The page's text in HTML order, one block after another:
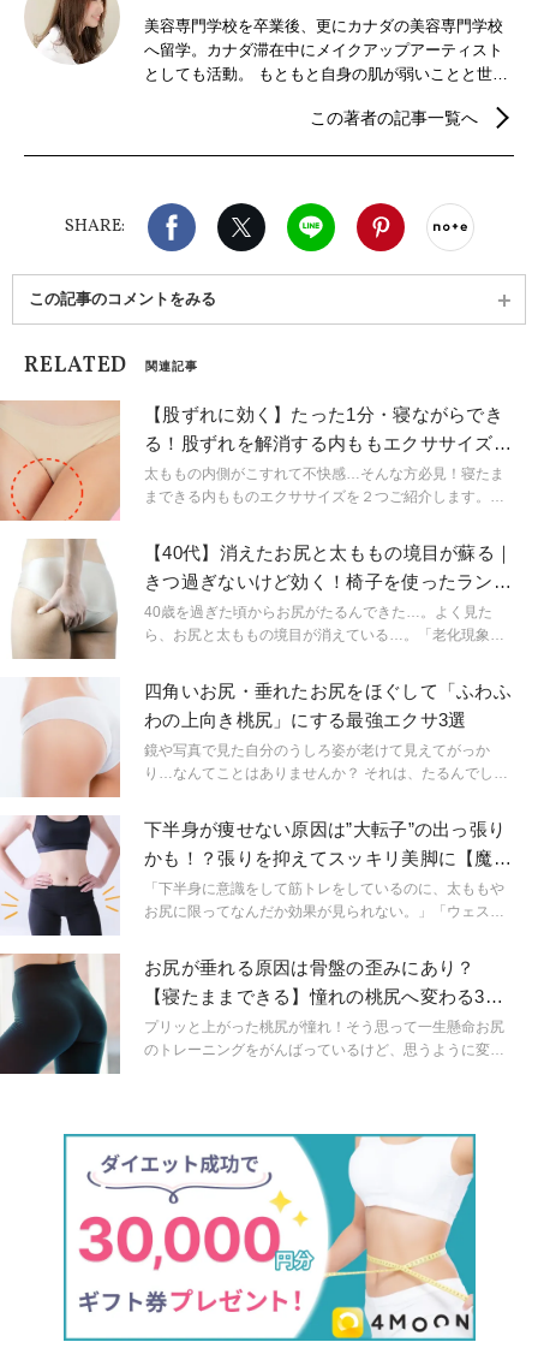
美容専門学校を卒業後、更にカナダの美容専門学校
へ留学。カナダ滞在中にメイクアップアーティスト
としても活動。 もともと自身の肌が弱いことと世界
に魅了され、帰国後オーガニックコスメのセレクト
じ、ヨガインストラクターの資格を取得しにハワイ
へ。フリーのヨガインストラクターとして現在名古
この著者の記事一覧へ
SHARE:
Facebook X（旧twitter）
LINE Pinterest
この記事のコメントをみる
RELATED 関連記事
【股ずれに効く】たった1分・寝ながらでき
る！股ずれを解消する内ももエクササイズ2
選
太ももの内側がこすれて不快感…そんな方必見！寝たま
まできる内もものエクササイズを２つご紹介します。あ
入りの股ずれエクササイズを見つけてみて。
【40代】消えたお尻と太ももの境目が蘇る｜
きつ過ぎないけど効く！椅子を使ったランジ
エクサ
40歳を過ぎた頃からお尻がたるんできた…。よく見た
ら、お尻と太ももの境目が消えている…。「老化現象だ
は、気になるお尻とももの境目がよみがえる！ヨガのポ
ーズ「ランジ」をイメージして行うエクササイズの紹介
です。椅子を使うので、きつ過ぎないけど、決して楽し
すぎない、確実に結果を出すエクササイズですよ！
四角いお尻・垂れたお尻をほぐして「ふわふ
わの上向き桃尻」にする最強エクサ3選
鏡や写真で見た自分のうしろ姿が老けて見えてがっか
り…なんてことはありませんか？ それは、たるんでしま
会が少ない分、お尻のたるみや形の変化に気づいた
今！！美尻作りに効果的なエクササイズをとり入れてい
きましょう。今回は３つのエクササイズを厳選してご紹
介します。
下半身が痩せない原因は”大転子”の出っ張り
かも！？張りを抑えてスッキリ美脚に【魔法
のストレッチ】
「下半身に意識をして筋トレをしているのに、太ももや
お尻に限ってなんだか効果が見られない。」「ウェスト
もでつっかかる。」そんなお悩みの原因は”大転子”にある
かもしれません。そこで今回は、大転子について理解を
深めながら、下半身をスッキリさせるための意識的なケ
ア・トレーニング法をご紹介します。
お尻が垂れる原因は骨盤の歪みにあり？
【寝たままできる】憧れの桃尻へ変わる3分
トレーニング
プリッと上がった桃尻が憧れ！そう思って一生懸命お尻
のトレーニングをがんばっているけど、思うように変化
グで、骨盤の歪みを正しいポジションへ整え、自分史上
最高の桃尻をつくる方法をご紹介します！